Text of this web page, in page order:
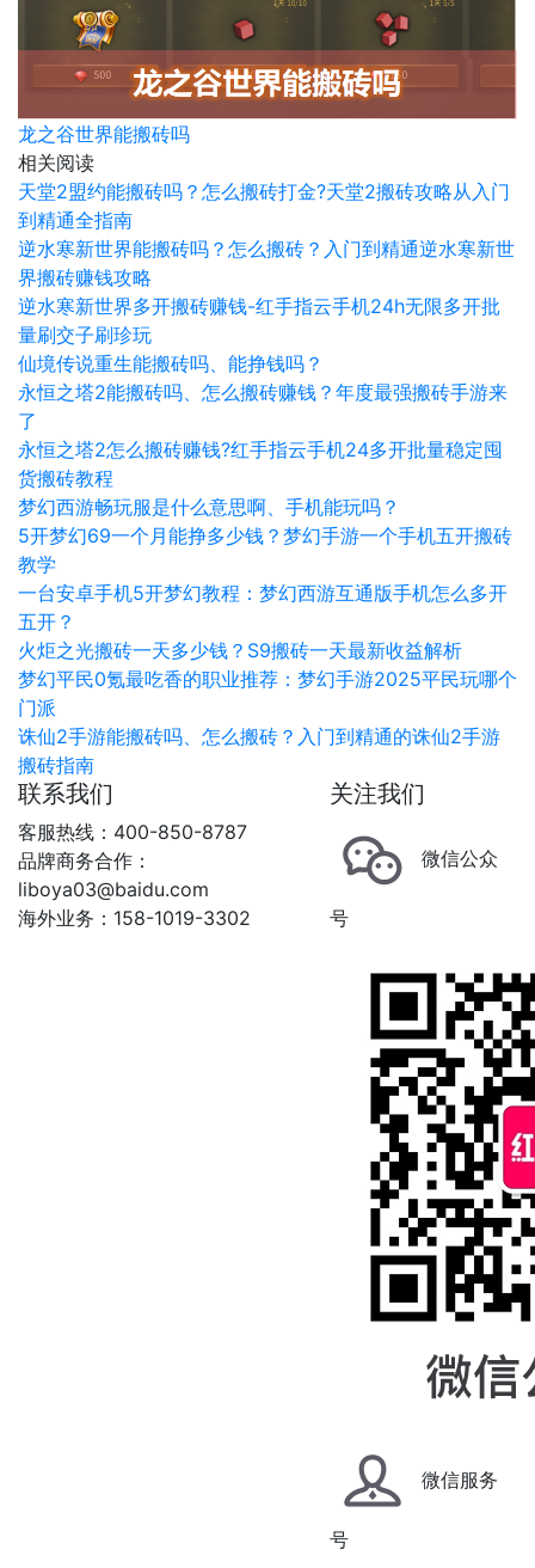
龙之谷世界能搬砖吗
相关阅读
天堂2盟约能搬砖吗？怎么搬砖打金?天堂2搬砖攻略从入门
到精通全指南
逆水寒新世界能搬砖吗？怎么搬砖？入门到精通逆水寒新世
界搬砖赚钱攻略
逆水寒新世界多开搬砖赚钱-红手指云手机24h无限多开批
量刷交子刷珍玩
仙境传说重生能搬砖吗、能挣钱吗？
永恒之塔2能搬砖吗、怎么搬砖赚钱？年度最强搬砖手游来
了
永恒之塔2怎么搬砖赚钱?红手指云手机24多开批量稳定囤
货搬砖教程
梦幻西游畅玩服是什么意思啊、手机能玩吗？
5开梦幻69一个月能挣多少钱？梦幻手游一个手机五开搬砖
教学
一台安卓手机5开梦幻教程：梦幻西游互通版手机怎么多开
五开？
火炬之光搬砖一天多少钱？S9搬砖一天最新收益解析
梦幻平民0氪最吃香的职业推荐：梦幻手游2025平民玩哪个
门派
诛仙2手游能搬砖吗、怎么搬砖？入门到精通的诛仙2手游
搬砖指南
联系我们
客服热线：400-850-8787
品牌商务合作：
liboya03@baidu.com
海外业务：158-1019-3302
关注我们
微信公众
号
微信服务
号